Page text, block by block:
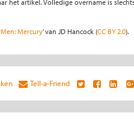
het artikel. Volledige overname is
Mercury’ van JD Hancock (CC BY 2.0).
Tell-a-Friend